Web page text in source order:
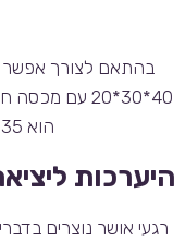
בהתאם לצורך אפשר
40*30*20 עם
הוא 35*26*20 עם מכסה באז'.
היערכות
רגעי אושר נוצרים